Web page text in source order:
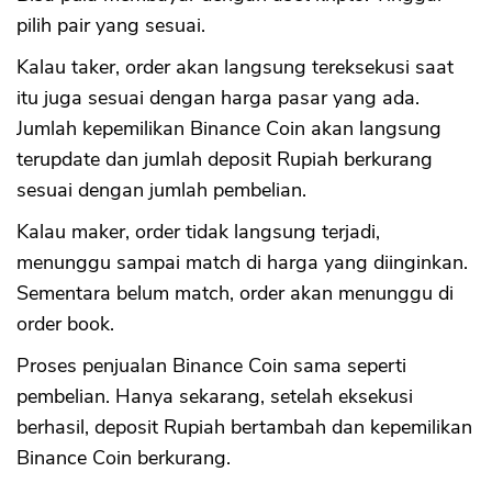
pilih pair yang sesuai.
Kalau taker, order akan langsung tereksekusi saat
itu juga sesuai dengan harga pasar yang ada.
Jumlah kepemilikan Binance Coin akan langsung
terupdate dan jumlah deposit Rupiah berkurang
sesuai dengan jumlah pembelian.
Kalau maker, order tidak langsung terjadi,
menunggu sampai match di harga yang diinginkan.
Sementara belum match, order akan menunggu di
order book.
Proses penjualan Binance Coin sama seperti
pembelian. Hanya sekarang, setelah eksekusi
berhasil, deposit Rupiah bertambah dan kepemilikan
Binance Coin berkurang.